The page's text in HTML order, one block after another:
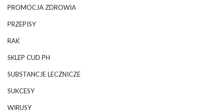
PROMOCJA ZDROWIA
PRZEPISY
RAK
SKLEP CUD PH
SUBSTANCJE LECZNICZE
SUKCESY
WIRUSY